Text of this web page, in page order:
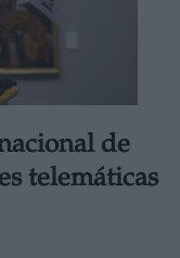
de
telemáticas